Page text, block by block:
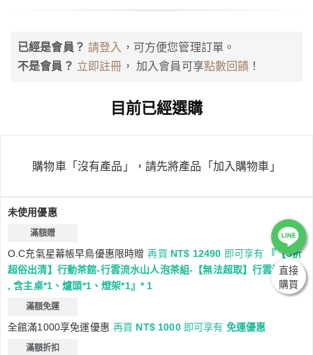
已經是會員？ 請登入 ，可方便您管理訂單。
不是會員？ 立即註冊 ， 加入會員可享點數回饋！
目前已經選購
購物車「沒有產品」，請先將產品「加入購物車」
未使用優惠
滿額贈
O.C充氣星幕帳早鳥優惠限時贈 再買 NT$ 12490 即可享有
『【3折
超俗出清】行動茶館-行雲流水山人泡茶組-【無法超取】行雲流水桌
, 含主桌*1、爐頭*1、燈架*1』* 1
滿額免運
全館滿1000享免運優惠 再買 NT$ 1000即可享有 免運優惠
滿額折扣
直接
購買